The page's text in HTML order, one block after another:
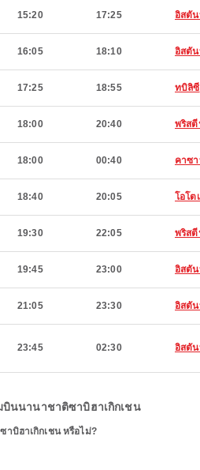
15:20 17:25 อิสตั
16:05 18:10 อิสตั
17:25 18:55 ทบิลิซี
18:00 20:40 พริส
18:00 00:40 คาซ
18:40 20:05 โอโต
19:30 22:05 พริส
19:45 23:00 อิสตั
21:05 23:30 อิสตั
23:45 02:30 อิสตั
บินนานาชาติซาบิฮาเกิกเชน
บิฮาเกิกเชน หรือไม่?